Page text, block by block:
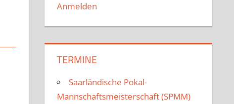
Anmelden
TERMINE
Saarländische Pokal-
Mannschaftsmeisterschaft (SPMM)